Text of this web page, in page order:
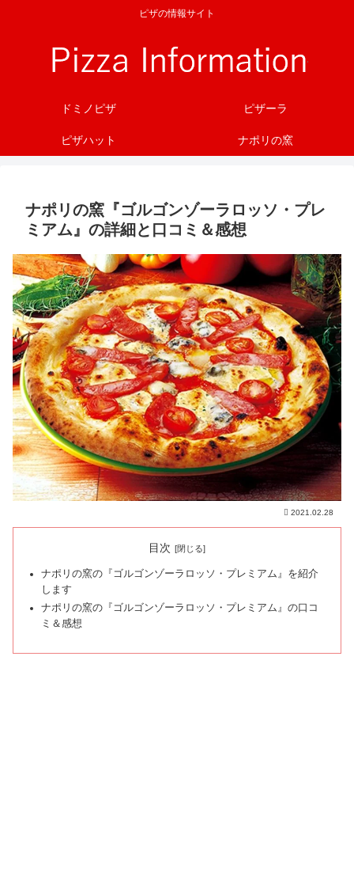
ピザの情報サイト
ドミノピザ ピザーラ
ピザハット ナポリの窯
ナポリの窯『ゴルゴンゾーラロッソ・プレ
ミアム』の詳細と口コミ＆感想
2021.02.28
目次
ナポリの窯の『ゴルゴンゾーラロッソ・プレミアム』を紹介
します
ナポリの窯の『ゴルゴンゾーラロッソ・プレミアム』の口コ
ミ＆感想